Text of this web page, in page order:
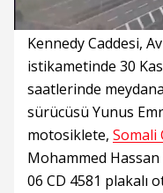
Süre Toplam
Süre
Kennedy Caddesi,
istikametinde 30
saatlerinde
sürücüsü Yunus
motosiklete, Somali
Mohammed
06 CD 4581 plakalı